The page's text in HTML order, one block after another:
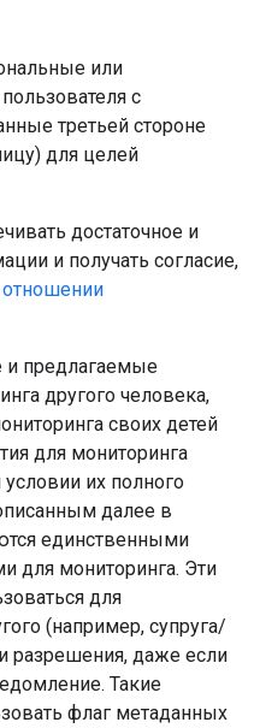
или
с
третьей стороне
для целей
достаточное и
и получать согласие,
и предлагаемые
другого человека,
своих детей
для мониторинга
их полного
далее в
единственными
для мониторинга. Эти
для
(например, супруга/
разрешения, даже если
Такие
флаг метаданных